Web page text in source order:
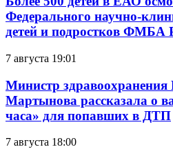
Федерального научно-
детей и подростков ФМБА
7 августа 19:01
Министр
Мартынова рассказала о
часа» для попавших в ДТП
7 августа 18:00